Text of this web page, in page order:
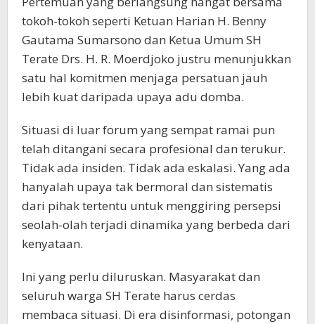
tokoh-tokoh seperti Ketuan Harian H. Benny
Gautama Sumarsono dan Ketua Umum SH
Terate Drs. H. R. Moerdjoko justru menunjukkan
satu hal komitmen menjaga persatuan jauh
lebih kuat daripada upaya adu domba.
Situasi di luar forum yang sempat ramai pun
telah ditangani secara profesional dan terukur.
Tidak ada insiden. Tidak ada eskalasi. Yang ada
hanyalah upaya tak bermoral dan sistematis
dari pihak tertentu untuk menggiring persepsi
seolah-olah terjadi dinamika yang berbeda dari
kenyataan.
Ini yang perlu diluruskan. Masyarakat dan
seluruh warga SH Terate harus cerdas
membaca situasi. Di era disinformasi, potongan